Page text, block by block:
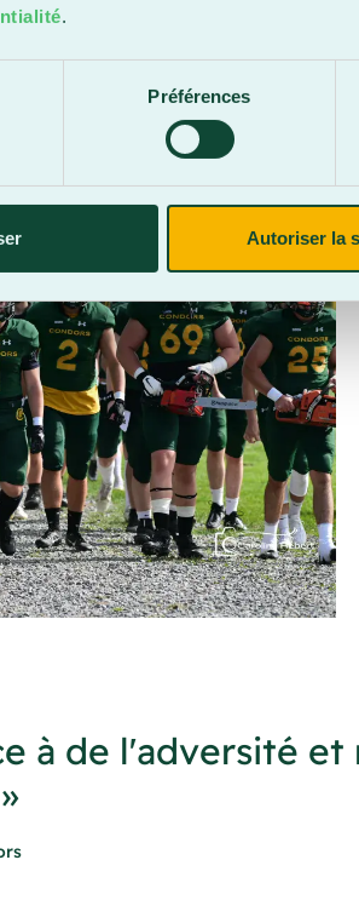
.
Préférences
Autoriser la
à de l'adversité